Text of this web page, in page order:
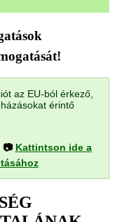
az EU-ból érkező,
érintő
📷 Kattintson ide a